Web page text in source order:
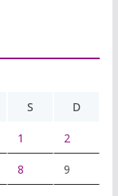
S D
1 2
8 9